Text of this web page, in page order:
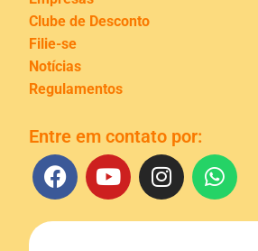
Clube de Desconto
Filie-se
Notícias
Regulamentos
Entre em contato por: